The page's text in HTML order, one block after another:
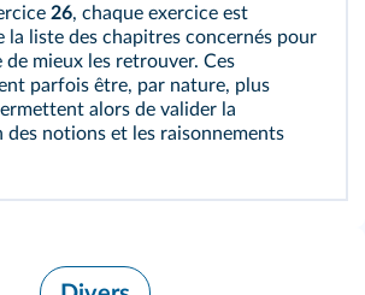
26, chaque exercice est
la liste des chapitres concernés pour
mieux les retrouver. Ces
parfois être, par nature, plus
alors de valider la
des notions et les raisonnements